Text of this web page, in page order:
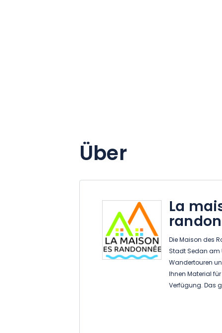
Über
La
Die Maison des
Stadt Sedan am
Wandertouren
Ihnen Material
Verfügung. Das